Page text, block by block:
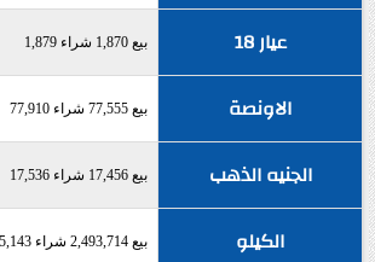
عيار 18 بيع 1,870 شراء 1,879
الاونصة بيع 77,555 شراء 77,910
الجنيه الذهب بيع 17,456 شراء 17,536
الكيلو بيع 2,493,714 شراء 2,505,143